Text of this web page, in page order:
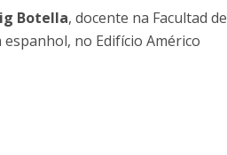
Alunos de Psicologia
Botella, docente na Facultad de
no Edifício Américo